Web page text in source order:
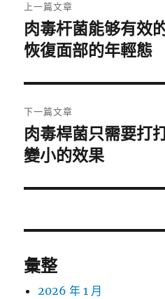
章
導
覽
上一篇文章
上
一
文
章:
肉毒杆菌能够有效
恢復面部的年輕態
下一篇文章
下
一
文
肉毒桿菌只需要打
變小的效果
彙整
2026 年 1 月